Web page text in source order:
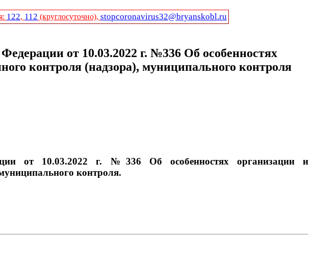
122, 112 (круглосуточно), stopcoronavirus32@bryanskobl.ru
от 10.03.2022 г. №336 Об особенностях
контроля (надзора), муниципального контроля
от 10.03.2022 г. №336 Об особенностях организации и
контроля.